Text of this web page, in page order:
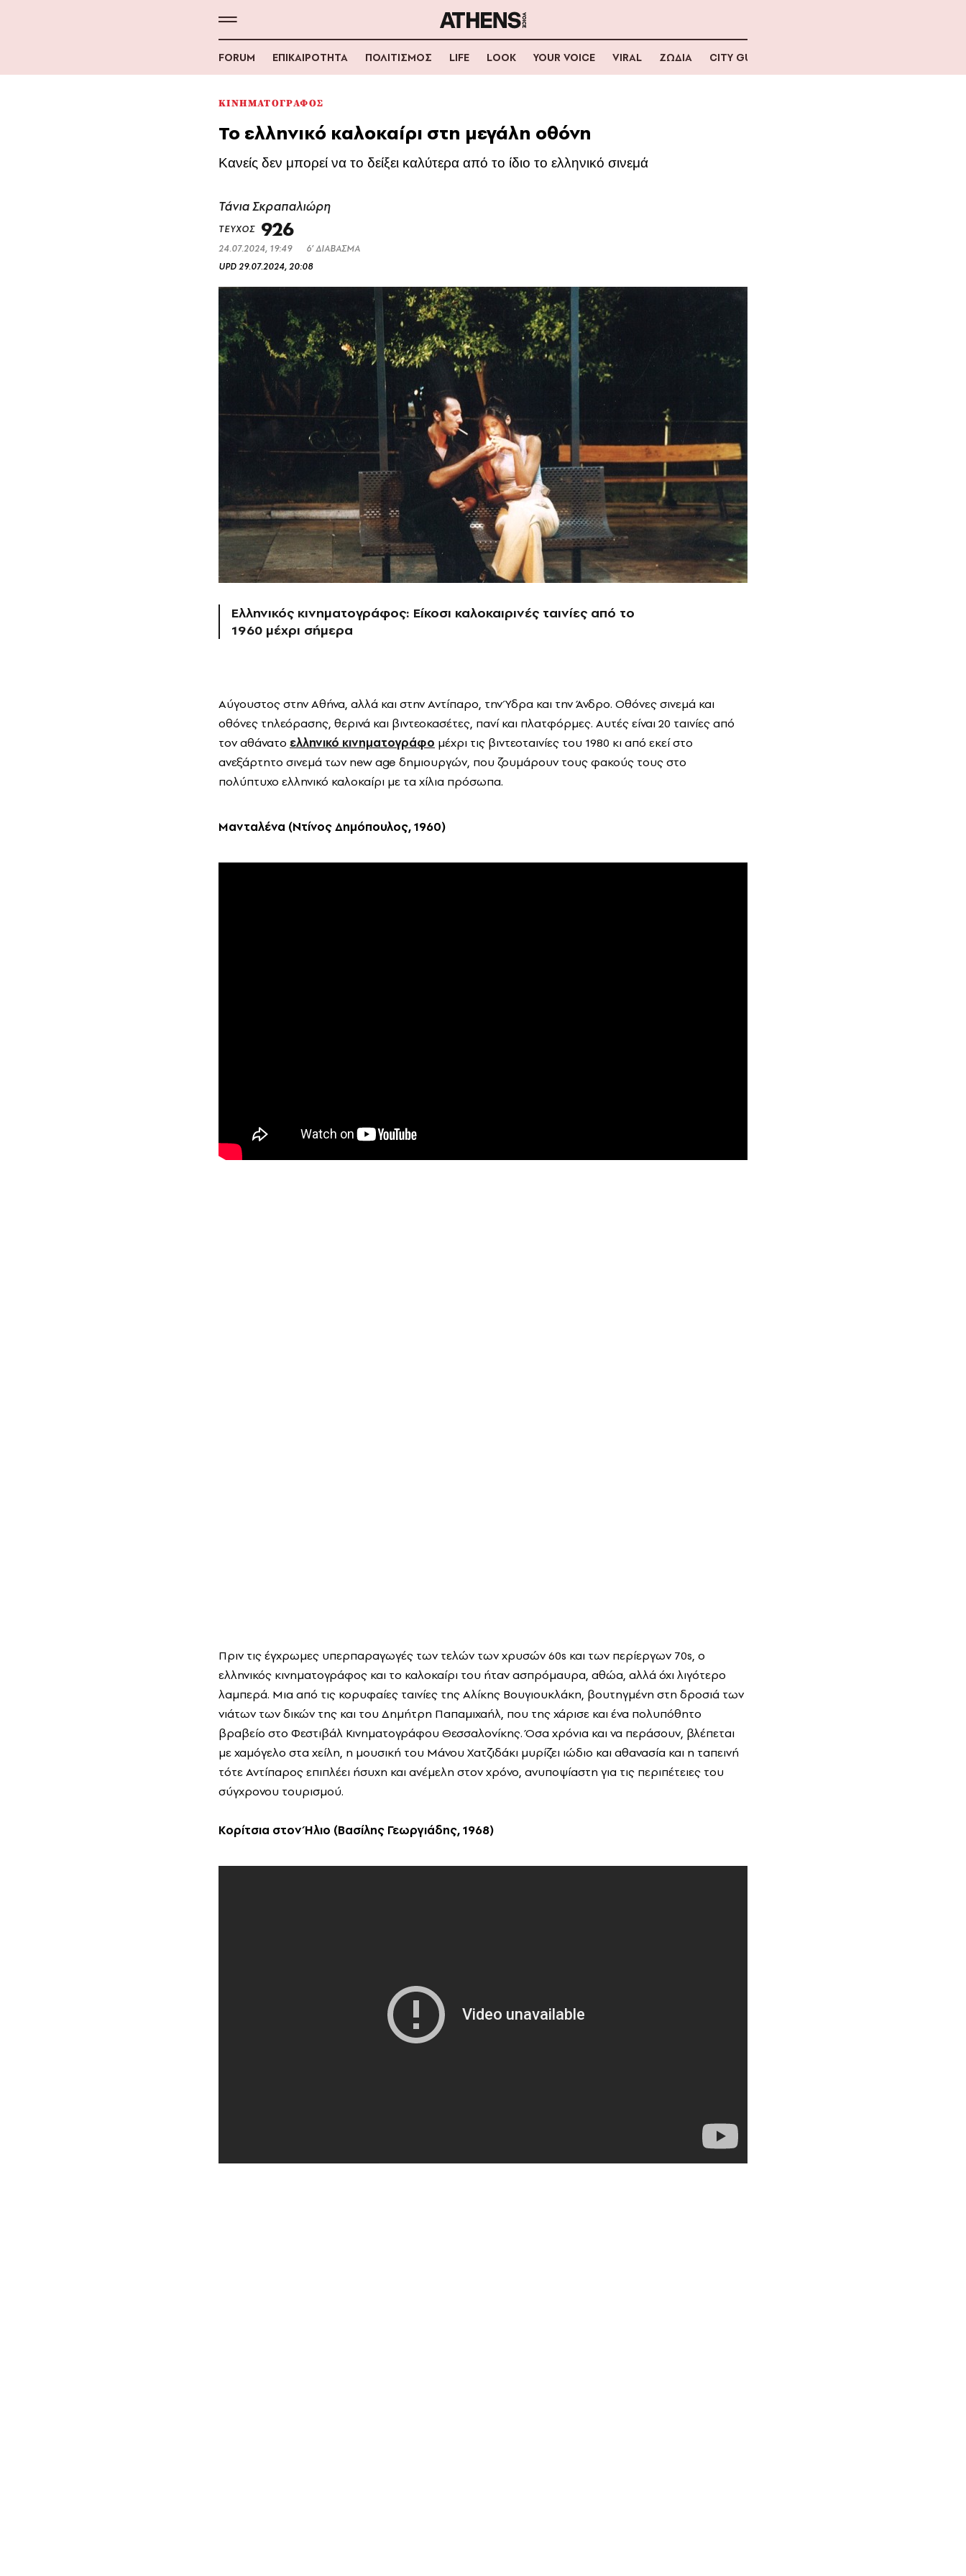
FORUM ΕΠΙΚΑΙΡΟΤΗΤΑ ΠΟΛΙΤΙΣΜΟΣ LIFE LOOK YOUR VOICE VIRAL ΖΩΔΙΑ CITY GUIDE
ΚΙΝΗΜΑΤΟΓΡΑΦΟΣ
Το ελληνικό καλοκαίρι στη μεγάλη οθόνη
Κανείς δεν μπορεί να το δείξει καλύτερα από το ίδιο το ελληνικό σινεμά
Τάνια Σκραπαλιώρη
ΤΕΥΧΟΣ 926
24.07.2024, 19:49
6’ ΔΙΑΒΑΣΜΑ
UPD29.07.2024, 20:08
Ελληνικός κινηματογράφος: Είκοσι καλοκαιρινές ταινίες από το
1960 μέχρι σήμερα
Αύγουστος στην Αθήνα, αλλά και στην Αντίπαρο, την Ύδρα και την Άνδρο. Οθόνες σινεμά και
οθόνες τηλεόρασης, θερινά και βιντεοκασέτες, πανί και πλατφόρμες. Αυτές είναι 20 ταινίες από
τον αθάνατο ελληνικό κινηματογράφο μέχρι τις βιντεοταινίες του 1980 κι από εκεί στο
ανεξάρτητο σινεμά των new age δημιουργών, που ζουμάρουν τους φακούς τους στο
πολύπτυχο ελληνικό καλοκαίρι με τα χίλια πρόσωπα.
Μανταλένα (Ντίνος Δημόπουλος, 1960)
Πριν τις έγχρωμες υπερπαραγωγές των τελών των χρυσών 60s και των περίεργων 70s, ο
ελληνικός κινηματογράφος και το καλοκαίρι του ήταν ασπρόμαυρα, αθώα, αλλά όχι λιγότερο
λαμπερά. Μια από τις κορυφαίες ταινίες της Αλίκης Βουγιουκλάκη, βουτηγμένη στη δροσιά των
νιάτων των δικών της και του Δημήτρη Παπαμιχαήλ, που της χάρισε και ένα πολυπόθητο
βραβείο στο Φεστιβάλ Κινηματογράφου Θεσσαλονίκης. Όσα χρόνια και να περάσουν, βλέπεται
με χαμόγελο στα χείλη, η μουσική του Μάνου Χατζιδάκι μυρίζει ιώδιο και αθανασία και η ταπεινή
τότε Αντίπαρος επιπλέει ήσυχη και ανέμελη στον χρόνο, ανυποψίαστη για τις περιπέτειες του
σύγχρονου τουρισμού.
Κορίτσια στον Ήλιο (Βασίλης Γεωργιάδης, 1968)